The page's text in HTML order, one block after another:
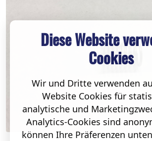
Diese Website
Cookies
Wir und Dritte verwenden
Website Cookies für
analytische und
Analytics-Cookies sind
können Ihre Präferenzen